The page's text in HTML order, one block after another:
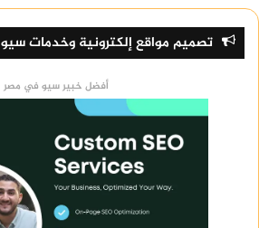
تصميم مواقع إلكترونية وخدمات سيو
أفضل خبير سيو في مصر